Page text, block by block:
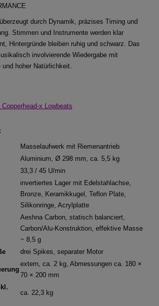
durch Dynamik, präzises Timing und
Stimmen und Instrumente werden klar
Hintergründe bleiben ruhig und schwarz. Das
involvierende Wiedergabe mit
und hoher Natürlichkeit.
x Lowbeats
Masselaufwerk mit Riemenantrieb
Aluminium, Ø 298 mm, ca. 5,5 kg
33,3 / 45 U/min
invertiertes Lager mit Edelstahlachse,
Bronze, Keramikkugel, Teflon Plate,
Silikonringe, Acrylplatte
Aeshna Carbon, statisch balanciert,
Carbon/Alu-Konstruktion, effektive Masse
~ 8,5 g
drei Spikes, separater Motor
extern, ca. 2 kg, Abmessungen ca. 180 ×
70 × 200 mm
ca. 22,3 kg